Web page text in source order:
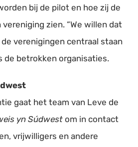
bij de pilot en hoe zij de
zien. “We willen dat
verenigingen centraal staan
de betrokken organisaties.
gaat het team van Leve de
yn Súdwestom in contact
vrijwilligers en andere